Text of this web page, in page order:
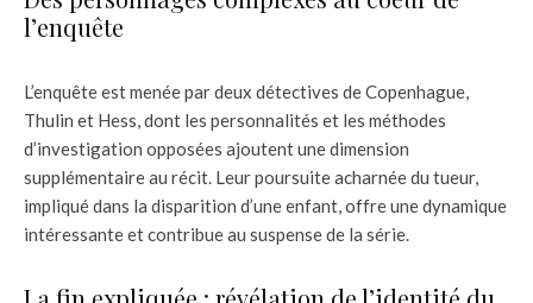
l’enquête
L’enquête est menée par deux détectives de Copenhague,
Thulin et Hess, dont les personnalités et les méthodes
d’investigation opposées ajoutent une dimension
supplémentaire au récit. Leur poursuite acharnée du tueur,
impliqué dans la disparition d’une enfant, offre une dynamique
intéressante et contribue au suspense de la série.